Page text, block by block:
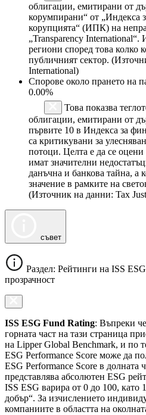
облигации, емитирани от
корумпирани“ от „Индекса
корупцията“ (ИПК) на
„Transparency
региони според това колко
публичният сектор.
International)
Спорове около прането на
0.00%
Това показва
облигации, емитирани от
първите 10 в Индекса за
са критикувани за
потоци. Целта е да се
имат значителни
данъчна и банкова тайна, а
значение в рамките на
(Източник на данни: Tax
съвет
Раздел: Рейтинги на ISS
прозрачност
ISS ESG Fund Rating: Въпреки
горната част на тази страница
на Lipper Global Benchmark, и по
ESG Performance Score може да
ESG Performance Score в долната
представлява абсолютен ESG
ISS ESG варира от 0 до 100, като
добър“. За изчислението
компаниите в областта на